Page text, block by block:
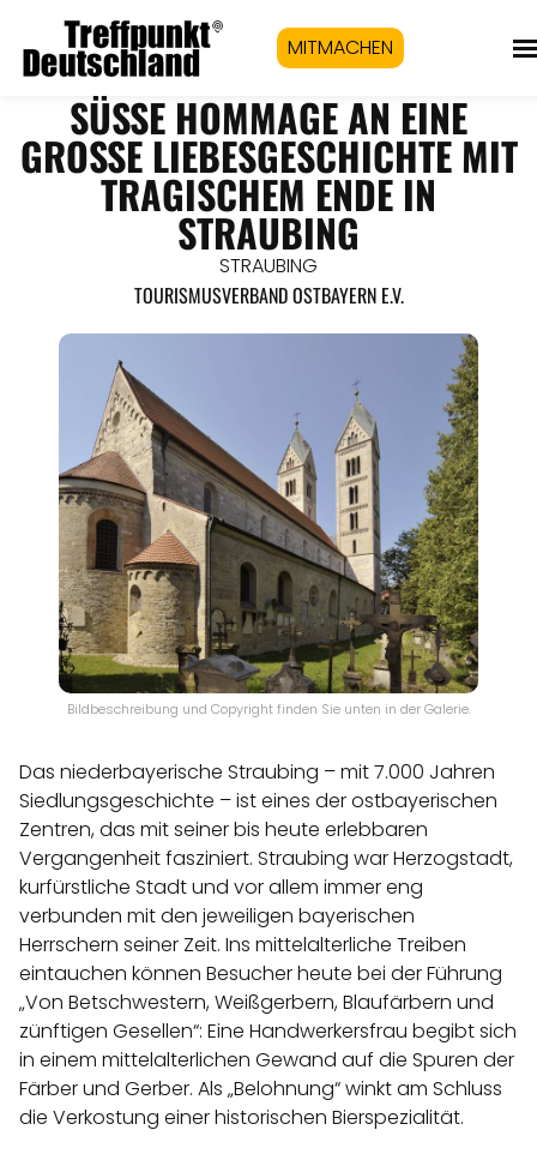
MITMACHEN
SÜSSE HOMMAGE AN EINE G
ROSSE LIEBESGESCHICHTE MIT TR
AGISCHEM ENDE IN ST
RAUBING
STRAUBING
TOURISMUSVERBAND OSTBAYERN E.V.
Bildbeschreibung und Copyright finden Sie unten in der Galerie.
Das niederbayerische Straubing – mit 7.000 Jahren
Siedlungsgeschichte – ist eines der ostbayerischen
Zentren, das mit seiner bis heute erlebbaren
Vergangenheit fasziniert. Straubing war Herzogstadt,
kurfürstliche Stadt und vor allem immer eng
verbunden mit den jeweiligen bayerischen
Herrschern seiner Zeit. Ins mittelalterliche Treiben
eintauchen können Besucher heute bei der Führung
„Von Betschwestern, Weißgerbern, Blaufärbern und
zünftigen Gesellen“: Eine Handwerkersfrau begibt sich
in einem mittelalterlichen Gewand auf die Spuren der
Färber und Gerber. Als „Belohnung“ winkt am Schluss
die Verkostung einer historischen Bierspezialität.